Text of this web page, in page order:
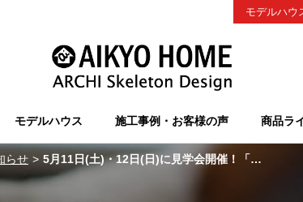
モデルハウス 施工事例・お客様の声 商品ラ
モデルハウ
らせ 5月11日(土)・12日(日)に見学会開催！「創立30周年記念モデルハウス」の分譲地をご紹介します♪